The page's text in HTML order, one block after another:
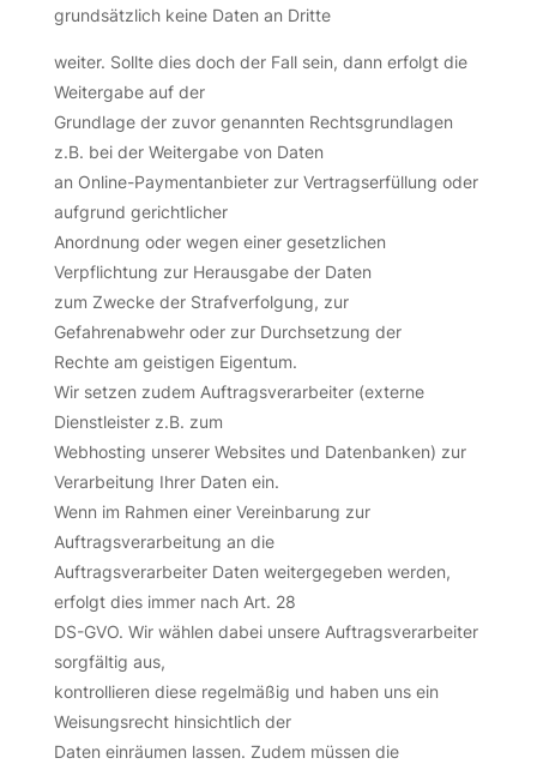
grundsätzlich keine Daten an Dritte
weiter. Sollte dies doch der Fall sein, dann erfolgt die
Weitergabe auf der
Grundlage der zuvor genannten Rechtsgrundlagen
z.B. bei der Weitergabe von Daten
an Online-Paymentanbieter zur Vertragserfüllung oder
aufgrund gerichtlicher
Anordnung oder wegen einer gesetzlichen
Verpflichtung zur Herausgabe der Daten
zum Zwecke der Strafverfolgung, zur
Gefahrenabwehr oder zur Durchsetzung der
Rechte am geistigen Eigentum.
Wir setzen zudem Auftragsverarbeiter (externe
Dienstleister z.B. zum
Webhosting unserer Websites und Datenbanken) zur
Verarbeitung Ihrer Daten ein.
Wenn im Rahmen einer Vereinbarung zur
Auftragsverarbeitung an die
Auftragsverarbeiter Daten weitergegeben werden,
erfolgt dies immer nach Art. 28
DS-GVO. Wir wählen dabei unsere Auftragsverarbeiter
sorgfältig aus,
kontrollieren diese regelmäßig und haben uns ein
Weisungsrecht hinsichtlich der
Daten einräumen lassen. Zudem müssen die